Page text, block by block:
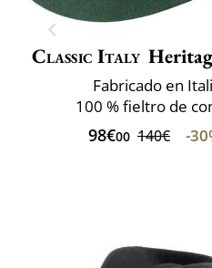
Classic Italy
Fabricado en
100 % fieltro de
98€00 140€ -